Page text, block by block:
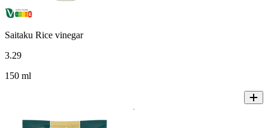
Saitaku Rice vinegar
3.29
150 ml